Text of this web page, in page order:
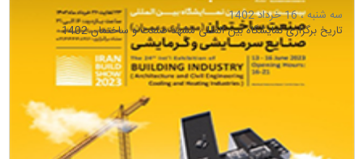
سه شنبه ، 16 خرداد 1402
تاریخ برگزاری نمایشگاه بین المللی مشهد صنعت و ساختمان 1402